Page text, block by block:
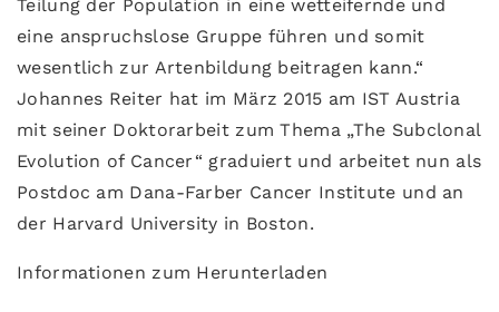
Teilung der Population in eine wetteifernde und
eine anspruchslose Gruppe führen und somit
wesentlich zur Artenbildung beitragen kann.“
Johannes Reiter hat im März 2015 am IST Austria
mit seiner Doktorarbeit zum Thema „The Subclonal
Evolution of Cancer“ graduiert und arbeitet nun als
Postdoc am Dana-Farber Cancer Institute und an
der Harvard University in Boston.
Informationen zum Herunterladen